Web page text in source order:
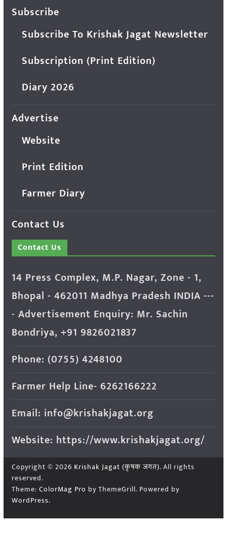
Subscribe
Subscribe To Krishak Jagat Newsletter
Subscription (Print Edition)
Diary 2026
Advertise
Website
Print Edition
Farmer Diary
Contact Us
Contact Us
14 Press Complex, M.P. Nagar, Zone - 1,
Bhopal - 462011 Madhya Pradesh INDIA ---
- Advertisement Enquiry: Mr. Sachin
Bondriya, +91 9826021837
Phone: (0755) 4248100
Farmer Help Line- 6262166222
Email: info@krishakjagat.org
Website: https://www.krishakjagat.org/
Copyright © 2026 Krishak Jagat (कृषक जगत). All rights
reserved.
Theme: ColorMag Pro by ThemeGrill. Powered by
WordPress.